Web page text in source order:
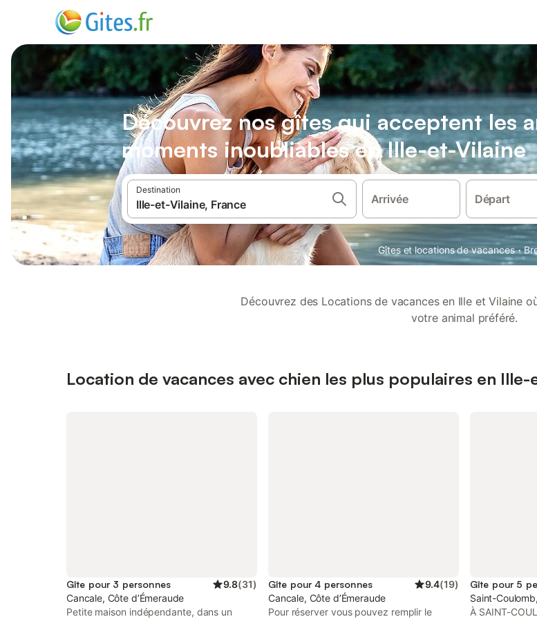
Découvrez nos gîtes qui acceptent les
moments inoubliables en Ille-et-Vilaine
Destination
Arrivée Départ
Gîtes et locations de vacances ·
Découvrez des Locations de vacances en Ille et Vilaine
votre animal préféré.
Location de vacances avec chien les plus populaires en Ille-
Gîte pour 3 personnes 9.8(31)
Cancale, Côte d’Émeraude
Petite maison indépendante, dans un
Gîte pour 4 personnes 9.4(19)
Cancale, Côte d’Émeraude
Pour réserver vous pouvez remplir le
Gîte pour 5
Saint-
À SAINT-